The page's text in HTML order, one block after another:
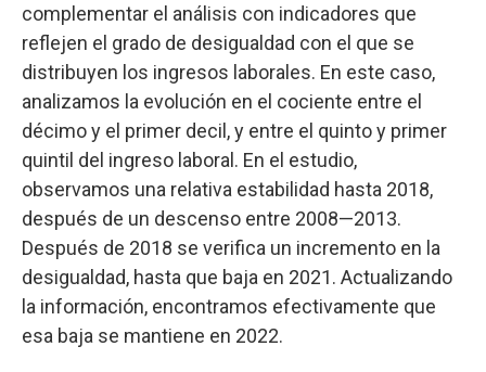
complementar el análisis con indicadores que
reflejen el grado de desigualdad con el que se
distribuyen los ingresos laborales. En este caso,
analizamos la evolución en el cociente entre el
décimo y el primer decil, y entre el quinto y primer
quintil del ingreso laboral. En el estudio,
observamos una relativa estabilidad hasta 2018,
después de un descenso entre 2008—2013.
Después de 2018 se verifica un incremento en la
desigualdad, hasta que baja en 2021. Actualizando
la información, encontramos efectivamente que
esa baja se mantiene en 2022.